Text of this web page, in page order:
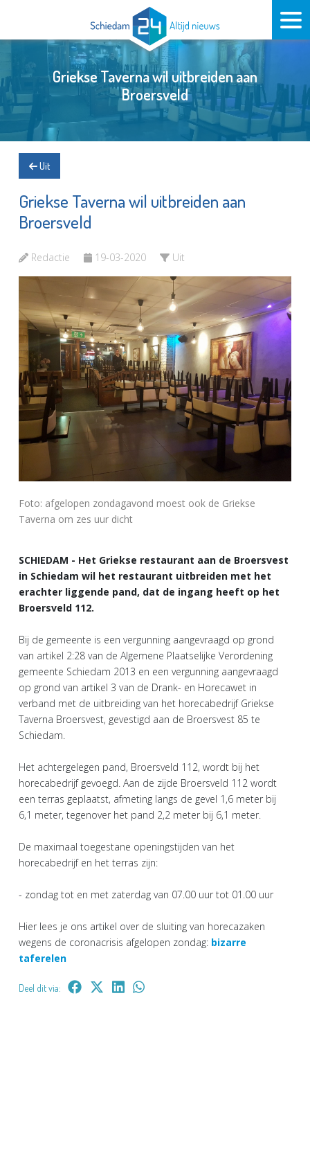
Griekse Taverna wil uitbreiden aan
Broersveld
Uit
Griekse Taverna wil uitbreiden aan
Broersveld
Redactie 19-03-2020 Uit
Foto: afgelopen zondagavond moest ook de Griekse
Taverna om zes uur dicht
SCHIEDAM - Het Griekse restaurant aan de Broersvest
in Schiedam wil het restaurant uitbreiden met het
erachter liggende pand, dat de ingang heeft op het
Broersveld 112.
Bij de gemeente is een vergunning aangevraagd op grond
van artikel 2:28 van de Algemene Plaatselijke Verordening
gemeente Schiedam 2013 en een vergunning aangevraagd
op grond van artikel 3 van de Drank- en Horecawet in
verband met de uitbreiding van het horecabedrijf Griekse
Taverna Broersvest, gevestigd aan de Broersvest 85 te
Schiedam.
Het achtergelegen pand, Broersveld 112, wordt bij het
horecabedrijf gevoegd. Aan de zijde Broersveld 112 wordt
een terras geplaatst, afmeting langs de gevel 1,6 meter bij
6,1 meter, tegenover het pand 2,2 meter bij 6,1 meter.
De maximaal toegestane openingstijden van het
horecabedrijf en het terras zijn:
- zondag tot en met zaterdag van 07.00 uur tot 01.00 uur
Hier lees je ons artikel over de sluiting van horecazaken
wegens de coronacrisis afgelopen zondag: bizarre
taferelen
Deel dit via: